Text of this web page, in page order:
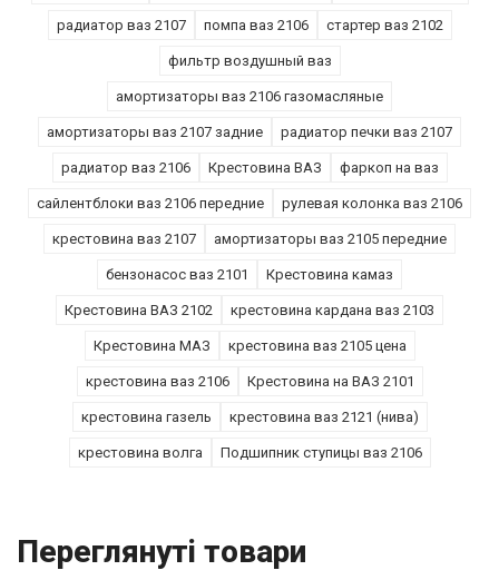
радиатор ваз 2107 помпа ваз 2106 стартер ваз 2102
фильтр воздушный ваз
амортизаторы ваз 2106 газомасляные
амортизаторы ваз 2107 задние радиатор печки ваз 2107
радиатор ваз 2106 Крестовина ВАЗ фаркоп на ваз
сайлентблоки ваз 2106 передние рулевая колонка ваз 2106
крестовина ваз 2107 амортизаторы ваз 2105 передние
бензонасос ваз 2101 Крестовина камаз
Крестовина ВАЗ 2102 крестовина кардана ваз 2103
Крестовина МАЗ крестовина ваз 2105 цена
крестовина ваз 2106 Крестовина на ВАЗ 2101
крестовина газель крестовина ваз 2121 (нива)
крестовина волга Подшипник ступицы ваз 2106
Переглянуті товари